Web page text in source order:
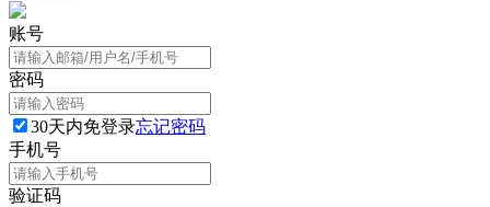
账号
密码
30天内免登录忘记密码
手机号
验证码